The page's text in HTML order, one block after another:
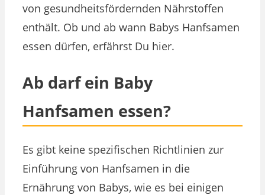
von gesundheitsfördernden Nährstoffen
enthält. Ob und ab wann Babys Hanfsamen
essen dürfen, erfährst Du hier.
Ab darf ein Baby
Hanfsamen essen?
Es gibt keine spezifischen Richtlinien zur
Einführung von Hanfsamen in die
Ernährung von Babys, wie es bei einigen